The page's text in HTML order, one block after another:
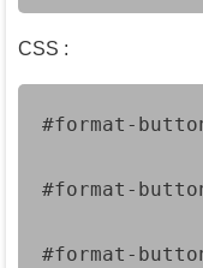
CSS :
#format-
#format-
#format-